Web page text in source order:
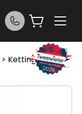
> Kettingen>